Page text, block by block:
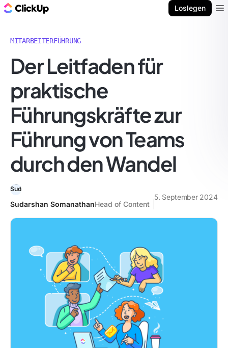
Loslegen
MITARBEITERFÜHRUNG
Der Leitfaden für
praktische
Führungskräfte zur
Führung von Teams
durch den Wandel
Sudarshan SomanathanHead of Content
5. September 2024